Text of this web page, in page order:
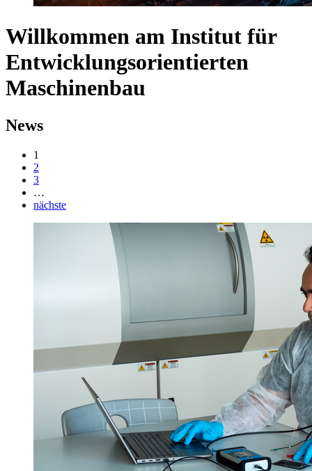
Willkommen am Institut für
Entwicklungsorientierten
Maschinenbau
News
1
2
3
…
nächste